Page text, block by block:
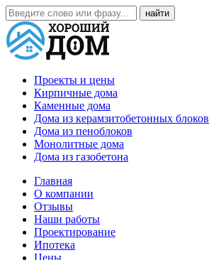
Проекты и цены
Кирпичные дома
Каменные дома
Дома из керамзитобетонных блоков
Дома из пеноблоков
Монолитные дома
Дома из газобетона
Главная
О компании
Отзывы
Наши работы
Проектирование
Ипотека
Цены